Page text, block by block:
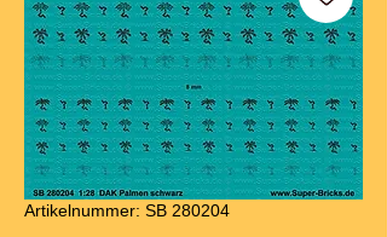
Artikelnummer: SB 280204